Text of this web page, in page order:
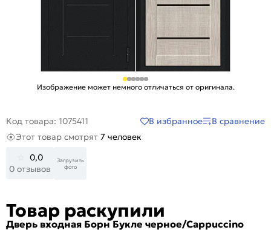
Изображение может немного отличаться от оригинала.
Код товара: 1075411 В избранное
В сравнение
Этот товар смотрят 7 человек
0,0
0 отзывов
Загрузить
фото
Товар раскупили
Дверь входная Борн Букле черное/Cappuccino